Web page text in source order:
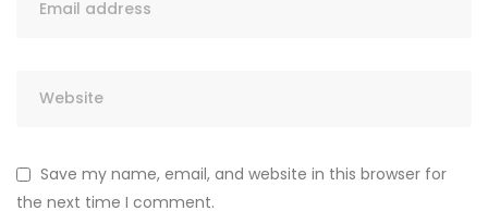
Save my name, email, and website in this browser for
the next time I comment.